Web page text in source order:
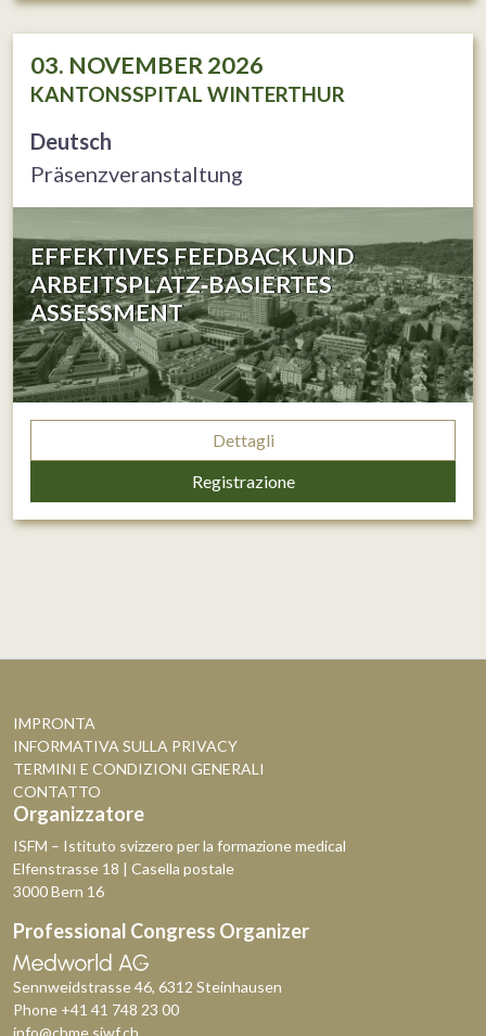
03. NOVEMBER 2026
KANTONSSPITAL WINTERTHUR
Deutsch
Präsenzveranstaltung
EFFEKTIVES FEEDBACK UND
ARBEITSPLATZ‐BASIERTES
ASSESSMENT
Dettagli
Registrazione
IMPRONTA
INFORMATIVA SULLA PRIVACY
TERMINI E CONDIZIONI GENERALI
CONTATTO
Organizzatore
ISFM – Istituto svizzero per la formazione medical
Elfenstrasse 18 | Casella postale
3000 Bern 16
Professional Congress Organizer
Sennweidstrasse 46, 6312 Steinhausen
Phone +41 41 748 23 00